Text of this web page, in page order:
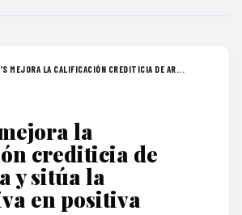
MEJORA LA CALIFICACIÓN CREDITICIA DE AR...
la
crediticia de
y sitúa la
en positiva